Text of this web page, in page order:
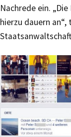
Nachrede ein.
hierzu dauern